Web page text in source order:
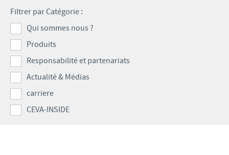
Avantages du poussin Ceva Inside
C.H.I.C.K. Program®
Vaccins couvoirs
Equipements de vaccination
Importance de la responsabilité
Programmes de soutien
Business et partenariat scientifique
CARRIERE
Offres d'emploi
CONTACTEZ-NOUS
Filtrer par Catégorie :
Qui sommes nous ?
Produits
Responsabilité et partenariats
Actualité & Médias
carriere
CEVA-INSIDE